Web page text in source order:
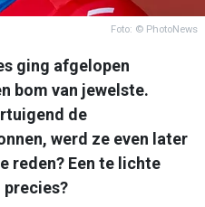
Foto: © PhotoNews
ging afgelopen
bom van jewelste.
de
werd ze even later
reden? Een te lichte